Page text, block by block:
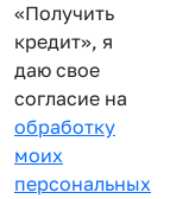
«Получить
кредит», я
даю свое
согласие на
обработку
моих
персональных